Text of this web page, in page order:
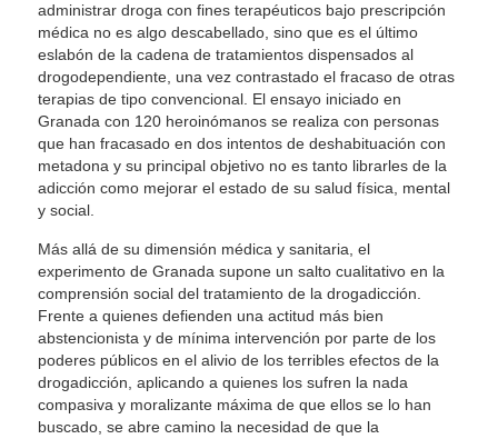
administrar droga con fines terapéuticos bajo prescripción
médica no es algo descabellado, sino que es el último
eslabón de la cadena de tratamientos dispensados al
drogodependiente, una vez contrastado el fracaso de otras
terapias de tipo convencional. El ensayo iniciado en
Granada con 120 heroinómanos se realiza con personas
que han fracasado en dos intentos de deshabituación con
metadona y su principal objetivo no es tanto librarles de la
adicción como mejorar el estado de su salud física, mental
y social.
Más allá de su dimensión médica y sanitaria, el
experimento de Granada supone un salto cualitativo en la
comprensión social del tratamiento de la drogadicción.
Frente a quienes defienden una actitud más bien
abstencionista y de mínima intervención por parte de los
poderes públicos en el alivio de los terribles efectos de la
drogadicción, aplicando a quienes los sufren la nada
compasiva y moralizante máxima de que ellos se lo han
buscado, se abre camino la necesidad de que la